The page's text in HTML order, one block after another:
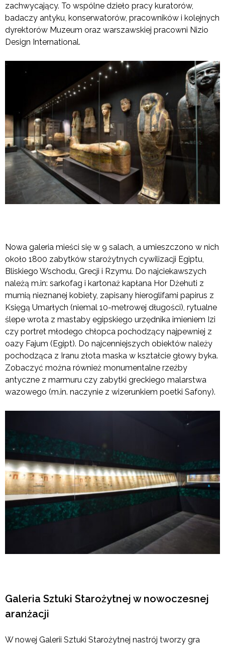
zachwycający. To wspólne dzieło pracy kuratorów,
badaczy antyku, konserwatorów, pracowników i kolejnych
dyrektorów Muzeum oraz warszawskiej pracowni Nizio
Design International.
Nowa galeria mieści się w 9 salach, a umieszczono w nich
około 1800 zabytków starożytnych cywilizacji Egiptu,
Bliskiego Wschodu, Grecji i Rzymu. Do najciekawszych
należą m.in: sarkofag i kartonaż kapłana Hor Dżehuti z
mumią nieznanej kobiety, zapisany hieroglifami papirus z
Księgą Umarłych (niemal 10-metrowej długości), rytualne
ślepe wrota z mastaby egipskiego urzędnika imieniem Izi
czy portret młodego chłopca pochodzący najpewniej z
oazy Fajum (Egipt). Do najcenniejszych obiektów należy
pochodząca z Iranu złota maska w kształcie głowy byka.
Zobaczyć można również monumentalne rzeźby
antyczne z marmuru czy zabytki greckiego malarstwa
wazowego (m.in. naczynie z wizerunkiem poetki Safony).
Galeria Sztuki Starożytnej w nowoczesnej
aranżacji
W nowej Galerii Sztuki Starożytnej nastrój tworzy gra